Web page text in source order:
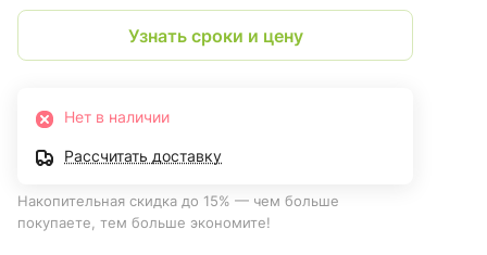
Узнать сроки и цену
Нет в наличии
Рассчитать доставку
Накопительная скидка до 15% — чем больше
покупаете, тем больше экономите!